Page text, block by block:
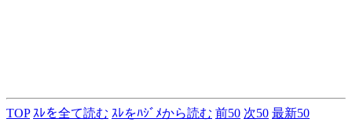
TOP ｽﾚを全て読む ｽﾚをﾊｼﾞﾒから読む 前50 次50 最新50